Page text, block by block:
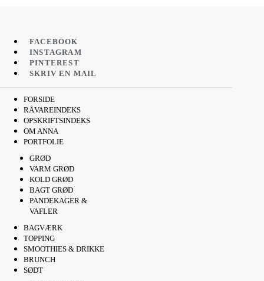
FACEBOOK
INSTAGRAM
PINTEREST
SKRIV EN MAIL
FORSIDE
RÅVAREINDEKS
OPSKRIFTSINDEKS
OM ANNA
PORTFOLIE
GRØD
VARM GRØD
KOLD GRØD
BAGT GRØD
PANDEKAGER &
VAFLER
BAGVÆRK
TOPPING
SMOOTHIES & DRIKKE
BRUNCH
SØDT